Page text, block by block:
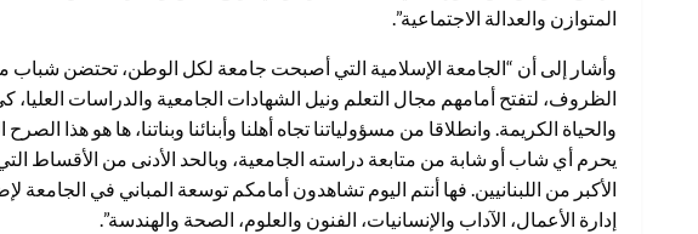
المتوازن والعدالة الاجتماعية”.
وأشار إلى أن “الجامعة الإسلامية التي أصبحت جامعة لكل الوطن، تحتضن شباب
الظروف، لتفتح أمامهم مجال التعلم ونيل الشهادات الجامعية والدراسات
والحياة الكريمة. وانطلاقا من مسؤولياتنا تجاه أهلنا وأبنائنا وبناتنا، ها هو هذا
يحرم أي شاب أو شابة من متابعة دراسته الجامعية، وبالحد الأدنى من الأقساط
الأكبر من اللبنانيين. فها أنتم اليوم تشاهدون أمامكم توسعة المباني في الجامعة
إدارة الأعمال، الآداب والإنسانيات، الفنون والعلوم، الصحة والهندسة”.